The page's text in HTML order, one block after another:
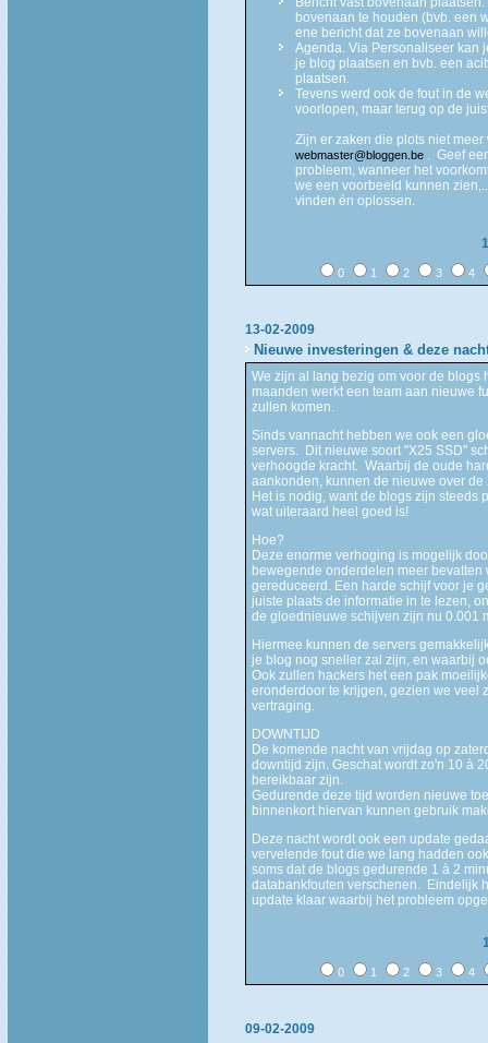
bovenaan te houden (bvb. een
ene bericht dat ze bovenaan
Agenda. Via Personaliseer kan
je blog plaatsen en bvb. een
plaatsen.
Tevens werd ook de fout in de
voorlopen, maar terug op de
Zijn er zaken die plots niet
webmaster@bloggen.be . Geef
probleem, wanneer het
we een voorbeeld kunnen
vinden én oplossen.
0 1 2 3 4
13-02-2009
Nieuwe investeringen & deze
We zijn al lang bezig om voor de
maanden werkt een team aan nieuwe
zullen komen.
Sinds vannacht hebben we ook een
servers. Dit nieuwe soort "X25 SSD"
verhoogde kracht. Waarbij de oude
aankonden, kunnen de nieuwe over
Het is nodig, want de blogs zijn
wat uiteraard heel goed is!
Hoe?
Deze enorme verhoging is mogelijk
bewegende onderdelen meer
gereduceerd. Een harde schijf voor je
juiste plaats de informatie in te lezen,
de gloednieuwe schijven zijn nu 0.001
Hiermee kunnen de servers
je blog nog sneller zal zijn, en waarbij
Ook zullen hackers het een pak
eronderdoor te krijgen, gezien we veel
vertraging.
DOWNTIJD
De komende nacht van vrijdag op
downtijd zijn. Geschat wordt zo'n 10 à
bereikbaar zijn.
Gedurende deze tijd worden nieuwe
binnenkort hiervan kunnen gebruik
Deze nacht wordt ook een update
vervelende fout die we lang hadden
soms dat de blogs gedurende 1 à 2
databankfouten verschenen. Eindelijk
update klaar waarbij het probleem
0 1 2 3 4
09-02-2009